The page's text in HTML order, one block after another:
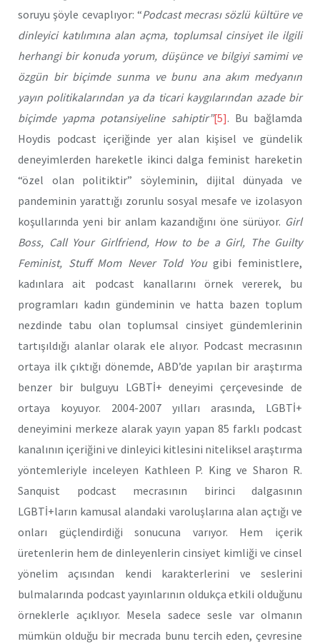
soruyu şöyle cevaplıyor: “Podcast mecrası sözlü kültüre ve
dinleyici katılımına alan açma, toplumsal cinsiyet ile ilgili
herhangi bir konuda yorum, düşünce ve bilgiyi samimi ve
özgün bir biçimde sunma ve bunu ana akım medyanın
yayın politikalarından ya da ticari kaygılarından azade bir
biçimde yapma potansiyeline sahiptir”[5]. Bu bağlamda
Hoydis podcast içeriğinde yer alan kişisel ve gündelik
deneyimlerden hareketle ikinci dalga feminist hareketin
“özel olan politiktir” söyleminin, dijital dünyada ve
pandeminin yarattığı zorunlu sosyal mesafe ve izolasyon
koşullarında yeni bir anlam kazandığını öne sürüyor. Girl
Boss, Call Your Girlfriend, How to be a Girl, The Guilty
Feminist, Stuff Mom Never Told Yougibi feministlere,
kadınlara ait podcast kanallarını örnek vererek, bu
programları kadın gündeminin ve hatta bazen toplum
nezdinde tabu olan toplumsal cinsiyet gündemlerinin
tartışıldığı alanlar olarak ele alıyor. Podcast mecrasının
ortaya ilk çıktığı dönemde, ABD’de yapılan bir araştırma
benzer bir bulguyu LGBTİ+ deneyimi çerçevesinde de
ortaya koyuyor. 2004-2007 yılları arasında, LGBTİ+
deneyimini merkeze alarak yayın yapan 85 farklı podcast
kanalının içeriğini ve dinleyici kitlesini niteliksel araştırma
yöntemleriyle inceleyen Kathleen P. King ve Sharon R.
Sanquist podcast mecrasının birinci dalgasının
LGBTİ+ların kamusal alandaki varoluşlarına alan açtığı ve
onları güçlendirdiği sonucuna varıyor. Hem içerik
üretenlerin hem de dinleyenlerin cinsiyet kimliği ve cinsel
yönelim açısından kendi karakterlerini ve seslerini
bulmalarında podcast yayınlarının oldukça etkili olduğunu
örneklerle açıklıyor. Mesela sadece sesle var olmanın
mümkün olduğu bir mecrada bunu tercih eden, çevresine